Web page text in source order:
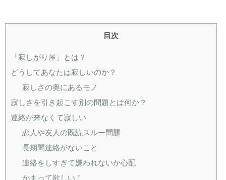
目次
「寂しがり屋」とは？
どうしてあなたは寂しいのか？
寂しさの奥にあるモノ
寂しさを引き起こす別の問題とは何か？
連絡が来なくて寂しい
恋人や友人の既読スルー問題
長期間連絡がないこと
連絡をしすぎて嫌われないか心配
かまって欲しい！